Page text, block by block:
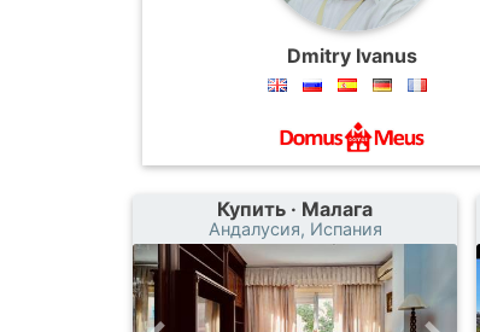
Dmitry Ivanus
Купить · Малага
Андалусия, Испания